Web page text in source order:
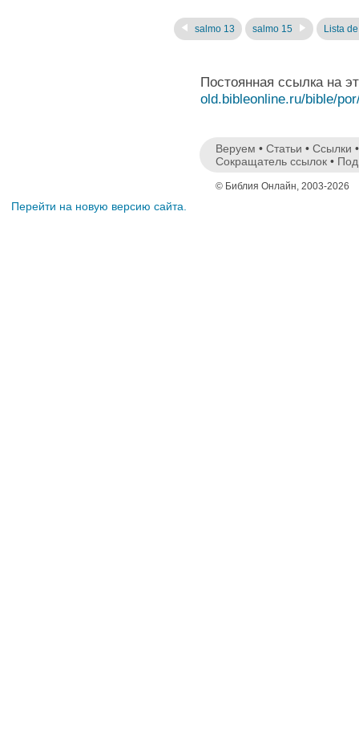
salmo 13 salmo 15 Lista
Постоянная ссылка на
old.bibleonline.ru/bible/
Веруем • Статьи • Ссылки
Сокращатель ссылок •
© Библия Онлайн, 2003-2026
Перейти на новую версию сайта.